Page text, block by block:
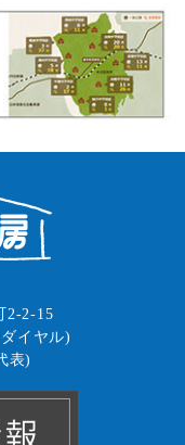
2-2-15
イヤル)
表)